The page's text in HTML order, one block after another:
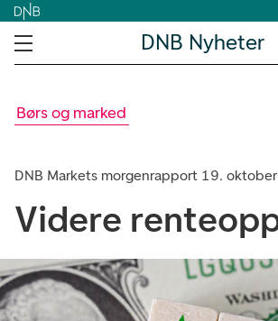
DNB Nyheter
Børs og marked
DNB Markets morgenrapport 19.
Videre